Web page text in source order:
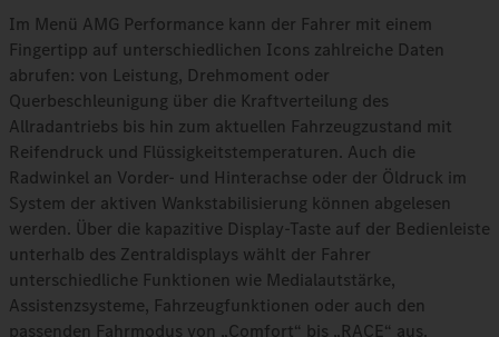
Im Menü AMG Performance kann der Fahrer mit einem
Fingertipp auf unterschiedlichen Icons zahlreiche Daten
abrufen: von Leistung, Drehmoment oder
Querbeschleunigung über die Kraftverteilung des
Allradantriebs bis hin zum aktuellen Fahrzeugzustand mit
Reifendruck und Flüssigkeitstemperaturen. Auch die
Radwinkel an Vorder- und Hinterachse oder der Öldruck im
System der aktiven Wankstabilisierung können abgelesen
werden. Über die kapazitive Display-Taste auf der Bedienleiste
unterhalb des Zentraldisplays wählt der Fahrer
unterschiedliche Funktionen wie Medialautstärke,
Assistenzsysteme, Fahrzeugfunktionen oder auch den
passenden Fahrmodus von „Comfort“ bis „RACE“ aus.